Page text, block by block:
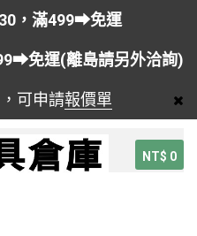
，滿499➡免運
免運(離島請另外洽詢)
，可申請報價單
NT$ 0